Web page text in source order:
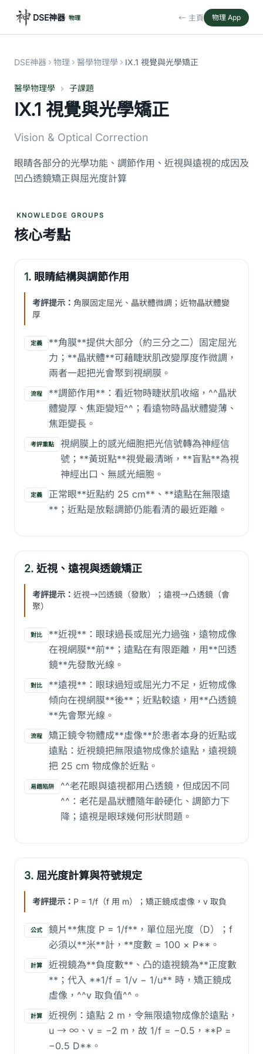
DSE神器 物理 ← 主頁 物理 App
DSE神器 物理 醫學物理學 IX.1 視覺與光學矯正
醫學物理學 子課題
IX.1 視覺與光學矯正
Vision & Optical Correction
眼睛各部分的光學功能、調節作用、近視與遠視的成因及
凹凸透鏡矯正與屈光度計算
KNOWLEDGE GROUPS
核心考點
1. 眼睛結構與調節作用
考評提示： 角膜固定屈光、晶狀體微調；近物晶狀體變
厚
定義
**角膜**提供大部分（約三分之二）固定屈光
力；**晶狀體**可藉睫狀肌改變厚度作微調，
兩者一起把光會聚到視網膜。
流程
**調節作用**：看近物時睫狀肌收縮，^^晶狀
體變厚、焦距變短^^；看遠物時晶狀體變薄、
焦距變長。
考評重點
視網膜上的感光細胞把光信號轉為神經信
號；**黃斑點**視覺最清晰，**盲點**為視
神經出口、無感光細胞。
定義
正常眼**近點約 25 cm**、**遠點在無限遠
**；近點是放鬆調節仍能看清的最近距離。
2. 近視、遠視與透鏡矯正
考評提示： 近視→凹透鏡（發散）；遠視→凸透鏡（會
聚）
對比
**近視**：眼球過長或屈光力過強，遠物成像
在視網膜**前**；遠點在有限距離，用**凹透
鏡**先發散光線。
對比
**遠視**：眼球過短或屈光力不足，近物成像
傾向在視網膜**後**；近點較遠，用**凸透鏡
**先會聚光線。
流程
矯正鏡令物體成**虛像**於患者本身的近點或
遠點：近視鏡把無限遠物成像於遠點，遠視鏡
把 25 cm 物成像於近點。
易錯陷阱
^^老花眼與遠視都用凸透鏡，但成因不同
^^：老花是晶狀體隨年齡硬化、調節力下
降；遠視是眼球幾何形狀問題。
3. 屈光度計算與符號規定
考評提示： P = 1/f（f 用 m）；矯正鏡成虛像，v 取負
公式
鏡片**焦度 P = 1/f**，單位屈光度（D）；f
必須以**米**計，**度數 = 100 × P**。
計算
近視鏡為**負度數**、凸的遠視鏡為**正度數
**；代入 **1/f = 1/v − 1/u** 時，矯正鏡成
虛像，^^v 取負值^^。
計算
近視例：遠點 2 m，令無限遠物成像於遠點，
u → ∞、v = −2 m，故 1/f = −0.5，**P =
−0.5 D**。